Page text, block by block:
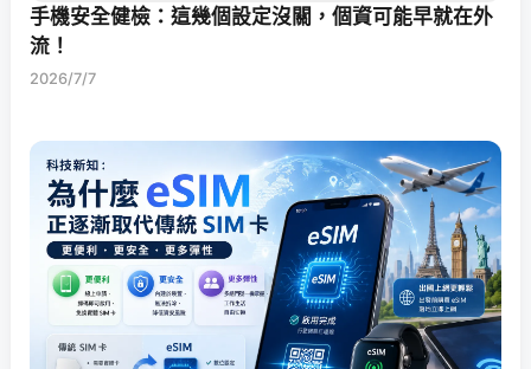
手機安全健檢：這幾個設定沒關，個資可能早就在外
流！
2026/7/7